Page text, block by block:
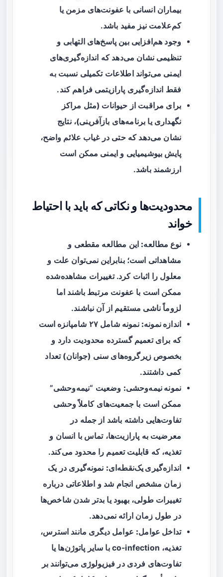
بیماران انسانی با عفونت‌های مزمن یا
کم‌علامت نیز مفید باشد.
وجود هم‌افزایی بین پاسخ‌های التهابی و
تنظیمی نشان می‌دهد که اندازه‌گیری‌های
ایمنی می‌تواند اطلاعات تکمیلی نسبت به
فقط اندازه‌گیری پارازیتمی فراهم کند.
برای مراقبت از حیوانات (مثل مراکز
نگهداری یا برنامه‌های بازآفرینی)، نتایج
نشان می‌دهد که حتی در غیاب علائم واضح،
پایش بیوشیمیایی و ایمنی ممکن است
ارزشمند باشد.
محدودیت‌ها و نکاتی که باید با احتیاط
خواند
نوع مطالعه: این مطالعه مقطعی و
مشاهداتی است؛ بنابراین نمی‌توان علت و
معلول را اثبات کرد. تغییرات مشاهده‌شده
ممکن است با عفونت مرتبط باشند اما
لزوماً ناشی مستقیم از آن نباشند.
اندازه نمونه:
نمونه شامل ۲۷ شامپانزه است
که برای تعمیم گسترده محدودیت دارد و
بخصوص زیرگروه‌های سنی (جوانان) تعداد
کمی داشتند.
نمونه نیمه‌وحشی: وضعیت “نیمه‌وحشی”
ممکن است با جمعیت‌های کاملاً وحشی
تفاوت‌هایی داشته باشد از جمله در
معرضیت به پارازیت‌ها، تماس با انسان و
تغذیه، که قابلیت تعمیم را محدود می‌کند.
اندازه‌گیری یک‌نقطه‌ای: نمونه‌گیری در یک
زمان مشخص انجام شد و اطلاعاتی درباره
تغییرات طولی، بهبود یا بدتر شدن شاخص‌ها
در طول زمان ارائه نمی‌دهد.
تداخل عوامل: عوامل دیگری مانند استرس،
تغذیه، co-infection با سایر پاتوژن‌ها یا
تفاوت‌های فردی در فیزیولوژی می‌توانند بر